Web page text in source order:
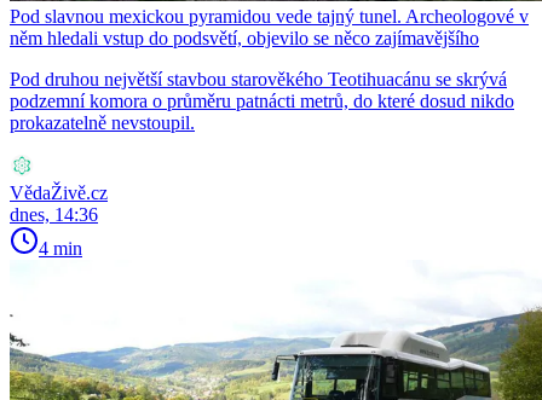
Pod slavnou mexickou pyramidou vede tajný tunel. Archeologové v
něm hledali vstup do podsvětí, objevilo se něco zajímavějšího
Pod druhou největší stavbou starověkého Teotihuacánu se skrývá
podzemní komora o průměru patnácti metrů, do které dosud nikdo
prokazatelně nevstoupil.
VědaŽivě.cz
dnes, 14:36
4 min